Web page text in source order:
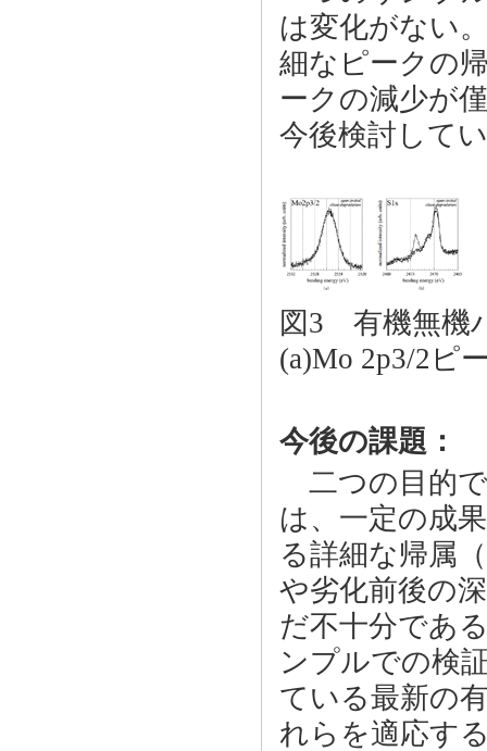
は変化がない
細なピークの
ークの減少が
今後検討して
図3 有機無機
(a)Mo 2p3/2ピ
今後の課題：
二つの目的で
は、一定の成
る詳細な帰属
や劣化前後の
だ不十分であ
ンプルでの検
ている最新の
れらを適応す